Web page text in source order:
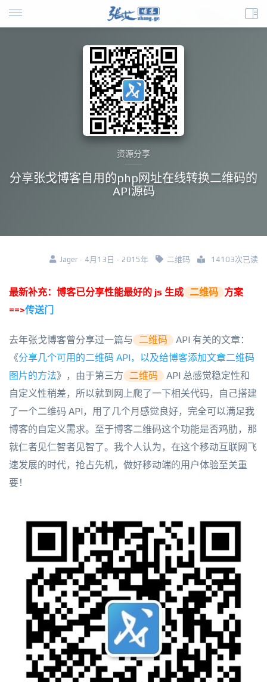
资源分享
分享张戈博客自用的php网址在线转换二维码的
API源码
Jager · 4月13日 · 2015年 二维码 14103次已读
最新补充：博客已分享性能最好的 js 生成 二维码 方案
==>传送门
去年张戈博客曾分享过一篇与 二维码
API 有关的文章：
《分享几个可用的二维码 API，以及给博客添加文章二维码
图片的方法》，由于第三方 二维码
API 总感觉稳定性和
自定义性稍差，所以就到网上爬了一下相关代码，自己搭建
了一个二维码 API，用了几个月感觉良好，完全可以满足我
博客的自定义需求。至于博客二维码这个功能是否鸡肋，那
就仁者见仁智者见智了。我个人认为，在这个移动互联网飞
速发展的时代，抢占先机，做好移动端的用户体验至关重
要！